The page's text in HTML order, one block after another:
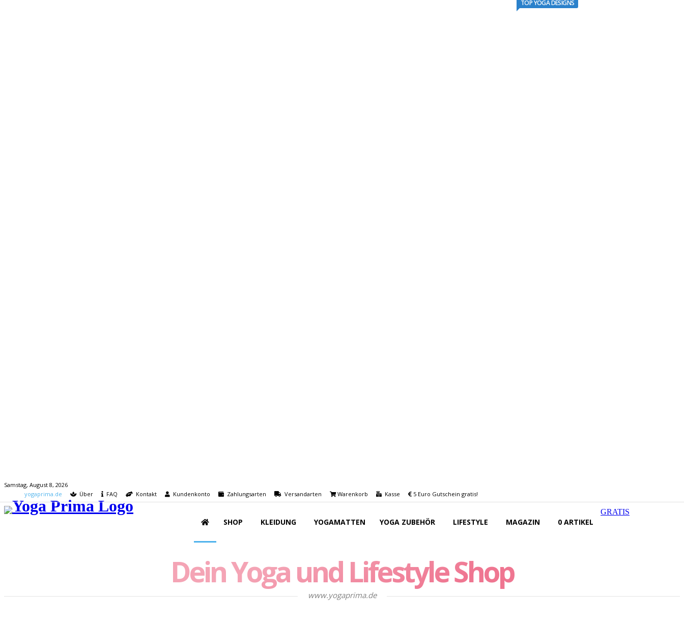
Samstag, August 8, 2026
yogaprima.de
Über FAQ Kontakt Kundenkonto Zahlungsarten Versandarten Warenkorb Kasse 5 Euro Gutschein gratis!
SHOP KLEIDUNG YOGAMATTEN YOGA ZUBEHÖR LIFESTYLE MAGAZIN 0 ARTIKEL
GRATIS
Dein Yoga und Lifestyle Shop
TOP YOGA DESIGNS
www.yogaprima.de